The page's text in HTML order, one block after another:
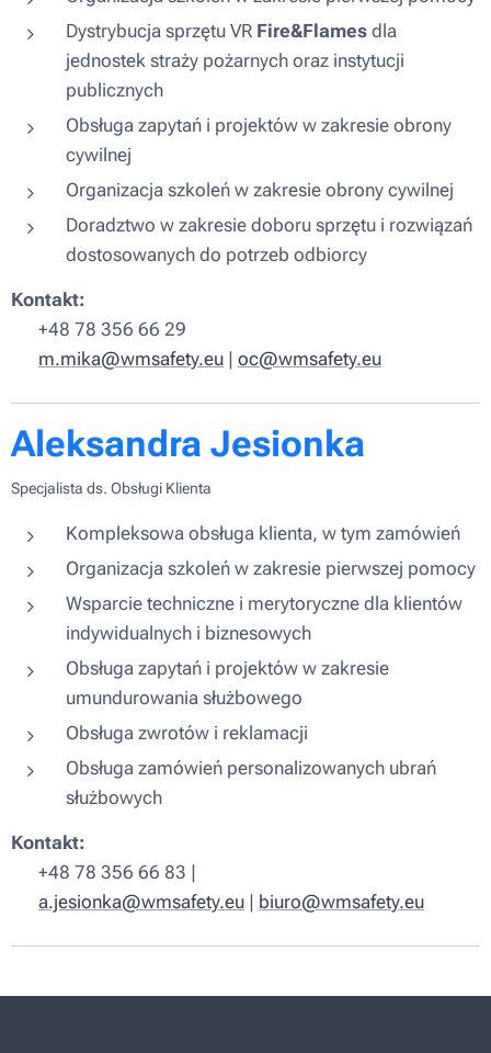
Dystrybucja sprzętu VR Fire&Flames dla
jednostek straży pożarnych oraz instytucji
publicznych
Obsługa zapytań i projektów w zakresie obrony
cywilnej
Organizacja szkoleń w zakresie obrony cywilnej
Doradztwo w zakresie doboru sprzętu i rozwiązań
dostosowanych do potrzeb odbiorcy
Kontakt:
📞 +48 78 356 66 29
m.mika@wmsafety.eu | oc@wmsafety.eu
Aleksandra Jesionka
Specjalista ds. Obsługi Klienta
Kompleksowa obsługa klienta, w tym zamówień
Organizacja szkoleń w zakresie pierwszej pomocy
Wsparcie techniczne i merytoryczne dla klientów
indywidualnych i biznesowych
Obsługa zapytań i projektów w zakresie
umundurowania służbowego
Obsługa zwrotów i reklamacji
Obsługa zamówień personalizowanych ubrań
służbowych
Kontakt:
📞 +48 78 356 66 83 |
a.jesionka@wmsafety.eu | biuro@wmsafety.eu